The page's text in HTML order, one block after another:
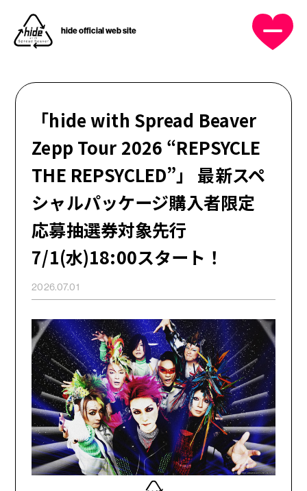
hide official web site
HOME
NEWS
PROFILE
DISCOGRAPHY
MUSIC VIDEO
GOODS
「hide with Spread Beaver
Zepp Tour 2026 “REPSYCLE
THE REPSYCLED”」 最新スペ
シャルパッケージ購入者限定
応募抽選券対象先行
7/1(水)18:00スタート！
2026.07.01